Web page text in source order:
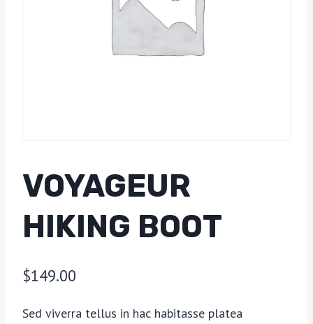
VOYAGEUR
HIKING BOOT
$149.00
Sed viverra tellus in hac habitasse platea